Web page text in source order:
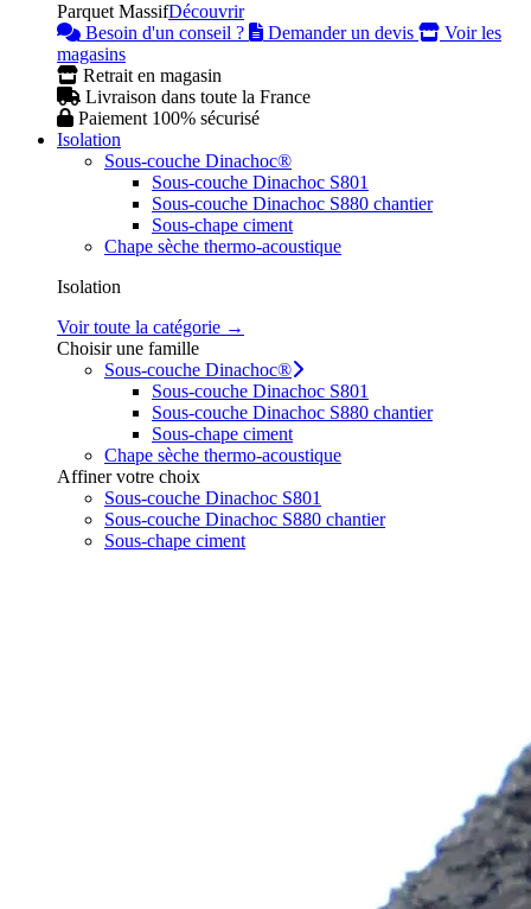
Parquet MassifDécouvrir
Besoin d'un conseil ?
Demander un devis
Voir les
magasins
Retrait en magasin
Livraison dans toute la France
Paiement 100% sécurisé
Isolation
Sous-couche Dinachoc®
Sous-couche Dinachoc S801
Sous-couche Dinachoc S880 chantier
Sous-chape ciment
Chape sèche thermo-acoustique
Isolation
Voir toute la catégorie →
Choisir une famille
Sous-couche Dinachoc®
Sous-couche Dinachoc S801
Sous-couche Dinachoc S880 chantier
Sous-chape ciment
Chape sèche thermo-acoustique
Affiner votre choix
Sous-couche Dinachoc S801
Sous-couche Dinachoc S880 chantier
Sous-chape ciment